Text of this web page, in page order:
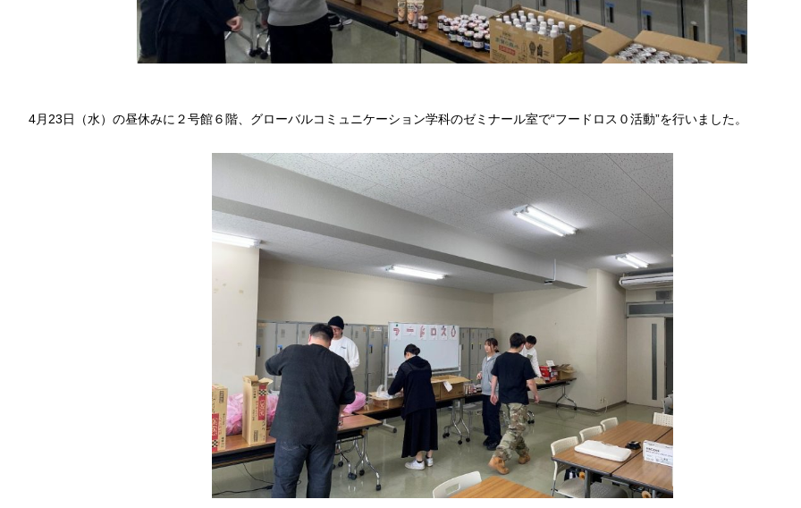
4月23日（水）の昼休みに２号館６階、グローバルコミュニケーション学科のゼミナール室で“フードロス０活動”を行いました。